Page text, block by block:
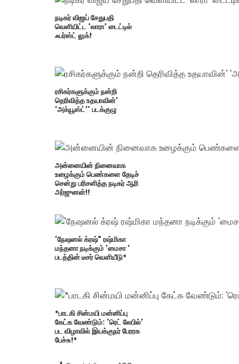
நடிகர் விஜய் சேதுபதி
வெளியிட்ட 'லாரா' டைட்டில்
ஃபர்ஸ்ட் லுக்!
ரசிகர்களுக்கும் நன்றி
தெரிவித்த உதயாவின்'
'அக்யூஸ்ட்'' படக்குழு
அன்னையின் நினைவாக
உழைக்கும் பெண்களை தேடிச்
சென்று பரிசளித்த நடிகர் ஆரி
அர்ஜுனன்!!
'நேஷனல் க்ரஷ்" ரஷ்மிகா
மந்தனா நடிக்கும் 'மைசா '
படத்தின் டீசர் வெளியீடு*
*பாடகி சின்மயி மன்னிப்பு
கேட்க வேண்டும்: 'ரெட் லேபில்'
பட விழாவில் இயக்குநர் பேரரசு
பேச்சு!*